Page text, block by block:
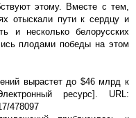
этому. Вместе с тем,
отыскали пути к сердцу и
и несколько белорусских
плодами победы на этом
вырастет до $46 млрд к
ресурс]. URL:
478097